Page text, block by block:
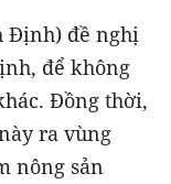
Định) đề nghị
để không
Đồng thời,
ra vùng
nông sản